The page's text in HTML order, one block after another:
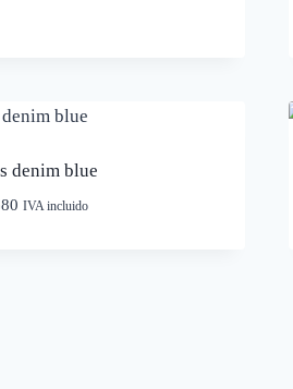
denim blue
IVA incluido